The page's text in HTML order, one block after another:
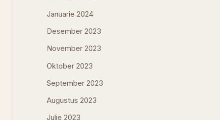
Januarie 2024
Desember 2023
November 2023
Oktober 2023
September 2023
Augustus 2023
Julie 2023